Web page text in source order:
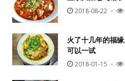
2018-08-22 ・
火了十几年的福
可以一试
2018-01-15 ・